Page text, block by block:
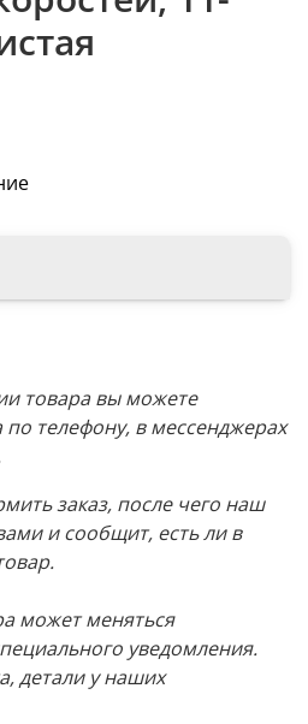
товара вы можете
телефону, в мессенджерах
заказ, после чего наш
и сообщит, есть ли в
может меняться
уведомления.
детали у наших